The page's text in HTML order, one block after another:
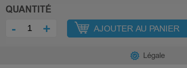
QUANTITÉ
- + AJOUTER AU PANIER
Légale